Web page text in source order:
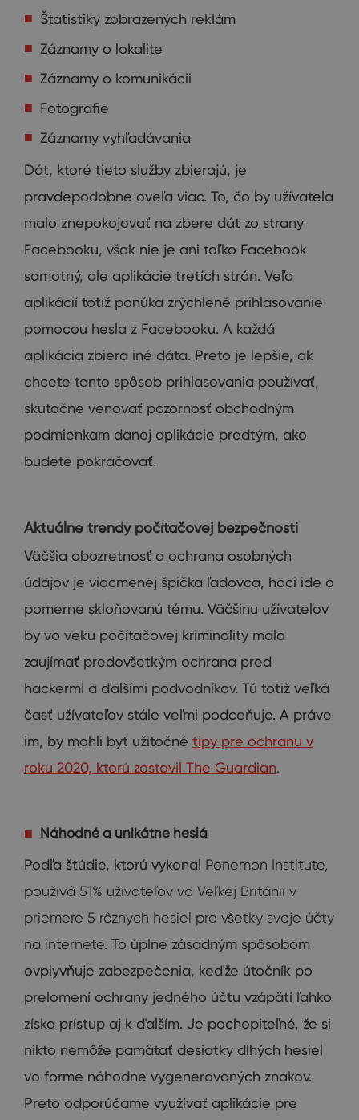
Štatistiky zobrazených reklám
Záznamy o lokalite
Záznamy o komunikácii
Fotografie
Záznamy vyhľadávania
Dát, ktoré tieto služby zbierajú, je
pravdepodobne oveľa viac. To, čo by užívateľa
malo znepokojovať na zbere dát zo strany
Facebooku, však nie je ani toľko Facebook
samotný, ale aplikácie tretích strán. Veľa
aplikácií totiž ponúka zrýchlené prihlasovanie
pomocou hesla z Facebooku. A každá
aplikácia zbiera iné dáta. Preto je lepšie, ak
chcete tento spôsob prihlasovania používať,
skutočne venovať pozornosť obchodným
podmienkam danej aplikácie predtým, ako
budete pokračovať.
Aktuálne trendy počítačovej bezpečnosti
Väčšia obozretnosť a ochrana osobných
údajov je viacmenej špička ľadovca, hoci ide o
pomerne skloňovanú tému. Väčšinu užívateľov
by vo veku počítačovej kriminality mala
zaujímať predovšetkým ochrana pred
hackermi a ďalšími podvodníkov. Tú totiž veľká
časť užívateľov stále veľmi podceňuje. A práve
im, by mohli byť užitočné tipy pre ochranu v
roku 2020, ktorú zostavil The Guardian.
Náhodné a unikátne heslá
Podľa štúdie, ktorú vykonal Ponemon Institute,
používá 51% užívateľov vo Veľkej Británii v
priemere 5 rôznych hesiel pre všetky svoje účty
na internete. To úplne zásadným spôsobom
ovplyvňuje zabezpečenia, keďže útočník po
prelomení ochrany jedného účtu vzápätí ľahko
získa prístup aj k ďalším. Je pochopiteľné, že si
nikto nemôže pamätať desiatky dlhých hesiel
vo forme náhodne vygenerovaných znakov.
Preto odporúčame využívať aplikácie pre